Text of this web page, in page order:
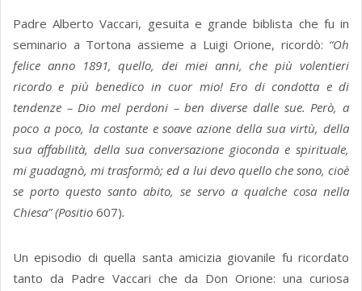
Padre Alberto Vaccari, gesuita e grande biblista che fu in
seminario a Tortona assieme a Luigi Orione, ricordò: “Oh
felice anno 1891, quello, dei miei anni, che più volentieri
ricordo e più benedico in cuor mio! Ero di condotta e di
tendenze – Dio mel perdoni – ben diverse dalle sue. Però, a
poco a poco, la costante e soave azione della sua virtù, della
sua affabilità, della sua conversazione gioconda e spirituale,
mi guadagnò, mi trasformò; ed a lui devo quello che sono, cioè
se porto questo santo abito, se servo a qualche cosa nella
Chiesa” (Positio 607).
Un episodio di quella santa amicizia giovanile fu ricordato
tanto da Padre Vaccari che da Don Orione: una curiosa